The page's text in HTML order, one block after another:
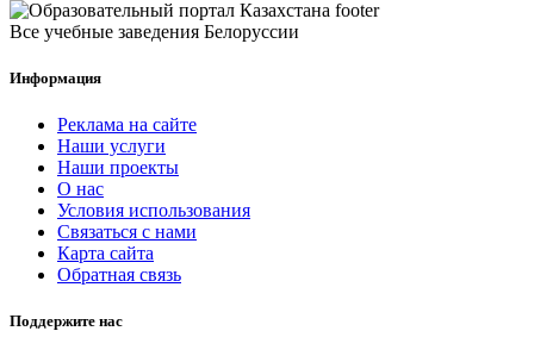
Все учебные заведения Белоруссии
Информация
Реклама на сайте
Наши услуги
Наши проекты
О нас
Условия использования
Связаться с нами
Карта сайта
Обратная связь
Поддержите нас